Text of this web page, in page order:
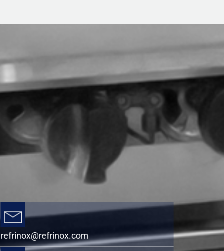
refrinox@refrinox.com